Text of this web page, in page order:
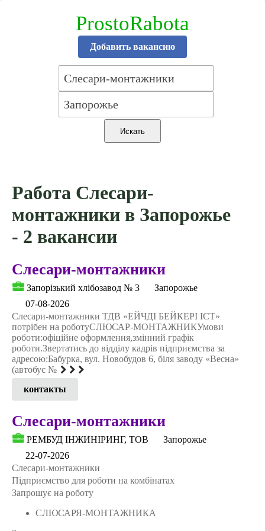
ProstoRabota
Добавить вакансию
Работа Слесари-
монтажники в Запорожье
- 2 вакансии
Слесари-монтажники
Запорізький хлібозавод № 3
Запорожье
07-08-2026
Слесари-монтажники ТДВ «ЕЙЧДІ БЕЙКЕРІ ІСТ»
потрібен на роботуСЛЮСАР-МОНТАЖНИКУмови
роботи:офіційне оформлення,змінний графік
роботи.Звертатись до відділу кадрів підприємства за
адресою:Бабурка, вул. Новобудов 6, біля заводу «Весна»
(автобус №
контакты
Слесари-монтажники
РЕМБУД ІНЖИНІРИНГ, ТОВ
Запорожье
22-07-2026
Слесари-монтажники
Підприємство для роботи на комбінатах
Запрошує на роботу
СЛЮСАРЯ-МОНТАЖНИКА